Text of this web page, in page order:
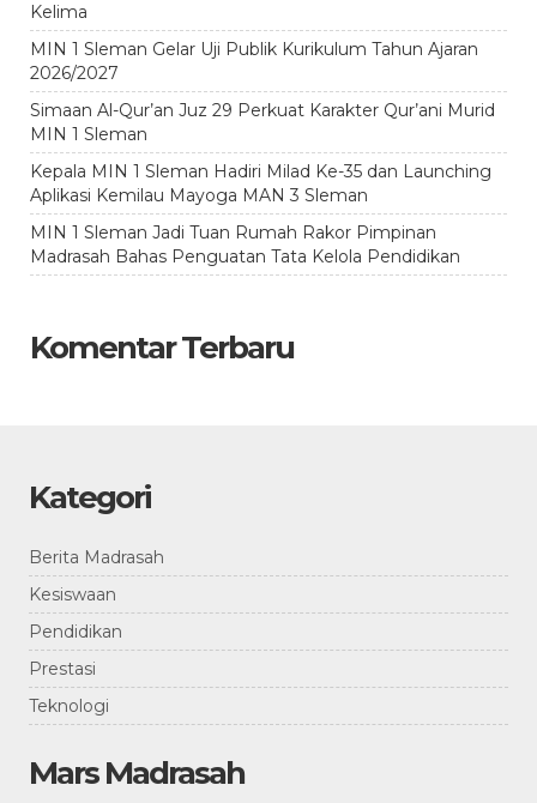
Kelima
MIN 1 Sleman Gelar Uji Publik Kurikulum Tahun Ajaran
2026/2027
Simaan Al-Qur’an Juz 29 Perkuat Karakter Qur’ani Murid
MIN 1 Sleman
Kepala MIN 1 Sleman Hadiri Milad Ke-35 dan Launching
Aplikasi Kemilau Mayoga MAN 3 Sleman
MIN 1 Sleman Jadi Tuan Rumah Rakor Pimpinan
Madrasah Bahas Penguatan Tata Kelola Pendidikan
Komentar Terbaru
Kategori
Berita Madrasah
Kesiswaan
Pendidikan
Prestasi
Teknologi
Mars Madrasah